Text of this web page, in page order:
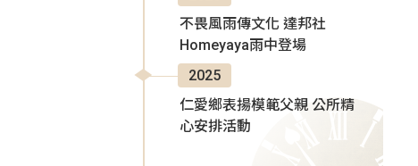
不畏風雨傳文化 達邦社
Homeyaya雨中登場
2025
仁愛鄉表揚模範父親 公所精
心安排活動